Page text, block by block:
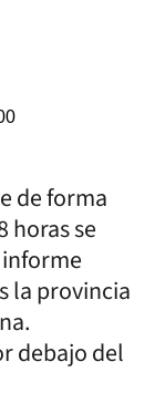
de forma
horas se
la provincia
debajo del